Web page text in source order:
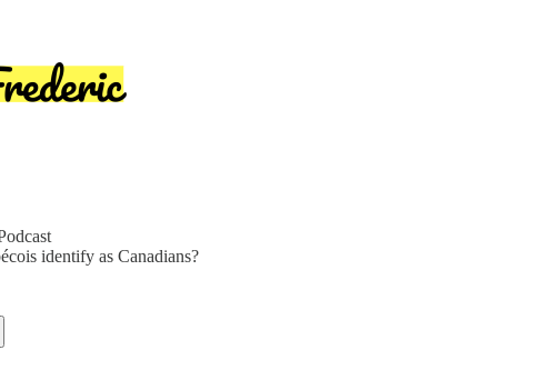
identify as Canadians?